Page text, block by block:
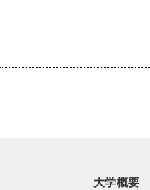
大学概要